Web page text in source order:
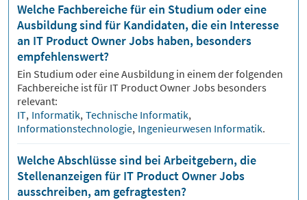
Welche Fachbereiche für ein Studium oder eine
Ausbildung sind für Kandidaten, die ein Interesse
an IT Product Owner Jobs haben, besonders
empfehlenswert?
Ein Studium oder eine Ausbildung in einem der folgenden
Fachbereiche ist für IT Product OwnerJobs besonders
relevant:
IT, Informatik, Technische Informatik,
Informationstechnologie, Ingenieurwesen Informatik.
Welche Abschlüsse sind bei Arbeitgebern, die
Stellenanzeigen für IT Product Owner Jobs
ausschreiben, am gefragtesten?